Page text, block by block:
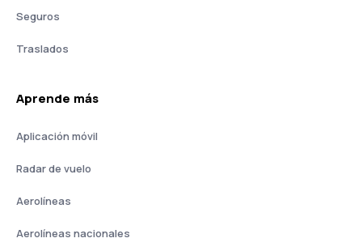
Seguros
Traslados
Aprende más
Aplicación móvil
Radar de vuelo
Aerolíneas
Aerolíneas nacionales